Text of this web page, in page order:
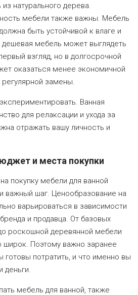
натурального дерева.
мебели также важны. Мебель
быть устойчивой к влаге и
дешевая мебель может выглядеть
взгляд, но в долгосрочной
оказаться менее экономичной
замены.
Ванная
для релаксации и ухода за
отражать вашу личность и
и места покупки
покупку мебели для ванной
важный шаг. Ценообразование на
варьироваться в зависимости
и продавца. От базовых
роскошной деревянной мебели
широк. Поэтому важно заранее
готовы потратить, и что именно вы
деньги.
мебель для ванной, также